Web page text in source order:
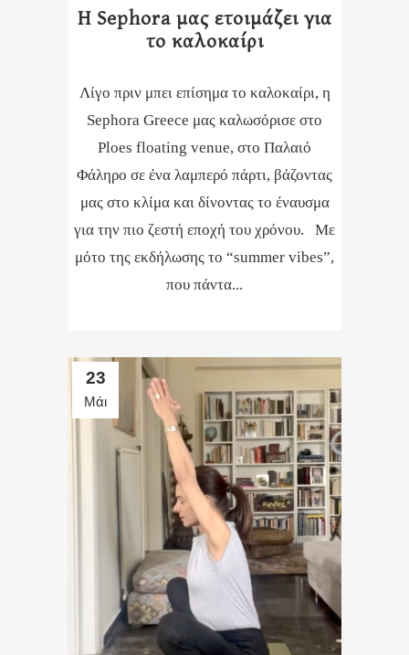
Η Sephora μας ετοιμάζει για
το καλοκαίρι
Λίγο πριν μπει επίσημα το καλοκαίρι, η
Sephora Greece μας καλωσόρισε στο
Ploes floating venue, στο Παλαιό
Φάληρο σε ένα λαμπερό πάρτι, βάζοντας
μας στο κλίμα και δίνοντας το έναυσμα
για την πιο ζεστή εποχή του χρόνου. Mε
μότο της εκδήλωσης το “summer vibes”,
που πάντα...
23
Μάι